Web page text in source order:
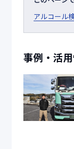
アルコール
事例・活